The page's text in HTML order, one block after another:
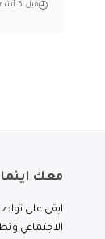
قبل 5 أشهر
معك
ابقى على
الاجتماعي